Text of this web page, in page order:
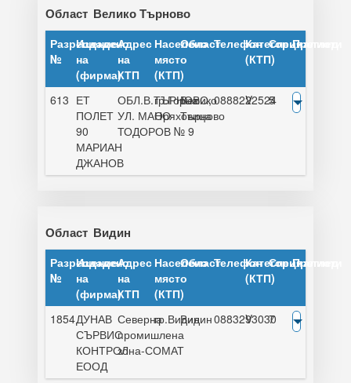
Област Велико Търново
Разрешение
№
Издадено
на
(фирма)
Адрес
на
КТП
Населено
място
(КТП)
ОбластТелефонКатегория
(КТП)
Специалисти
Преглед
613 ЕТ
ПОЛЕТ
90
МАРИАН
ДЖАНОВ
ОБЛ.В.ТЪРНОВО,
УЛ. МАНО
ТОДОРОВ № 9
гр.Горна
Оряховица
Велико
Търново
0888222524
V 5
Област Видин
Разрешение
№
Издадено
на
(фирма)
Адрес
на
КТП
Населено
място
(КТП)
ОбластТелефонКатегория
(КТП)
Специалисти
Преглед
1854ДУНАВ
СЪРВИС
КОНТРОЛ
ЕООД
Северна
промишлена
зона-СОМАТ
гр.Видин
Видин0883293030
V 7